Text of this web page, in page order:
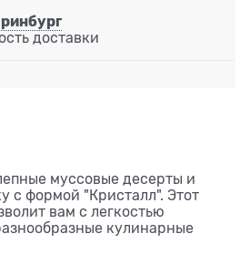
доставки
муссовые десерты и
с формой "Кристалл". Этот
вам с легкостью
кулинарные